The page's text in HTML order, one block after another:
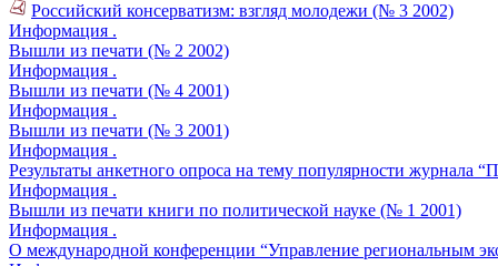
Российский консерватизм: взгляд молодежи (№ 3 2002)
Информация .
Вышли из печати (№ 2 2002)
Информация .
Вышли из печати (№ 4 2001)
Информация .
Вышли из печати (№ 3 2001)
Информация .
Результаты анкетного опроса на тему популярности журнала
Информация .
Вышли из печати книги по политической науке (№ 1 2001)
Информация .
О международной конференции “Управление региональным